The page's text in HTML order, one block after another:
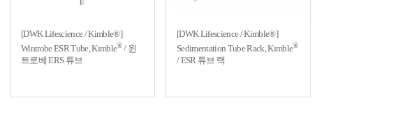
[DWK Lifescience / Kimble®]
Wintrobe ESR Tube, Kimble®/ 윈
트로베 ERS 튜브
[DWK Lifescience / Kimble®]
Sedimentation Tube Rack, Kimble®
/ ESR 튜브 랙